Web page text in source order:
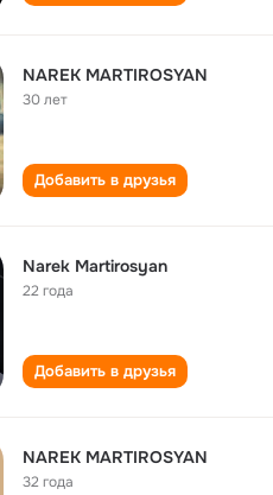
NAREK MARTIROSYAN
30 лет
Добавить в друзья
Narek Martirosyan
22 года
Добавить в друзья
NAREK MARTIROSYAN
32 года